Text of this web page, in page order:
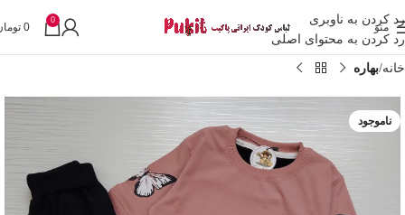
رد کردن به ناوبری
رد کردن به محتوای اصلی
منو
0
0
خانه بهاره
ناموجود